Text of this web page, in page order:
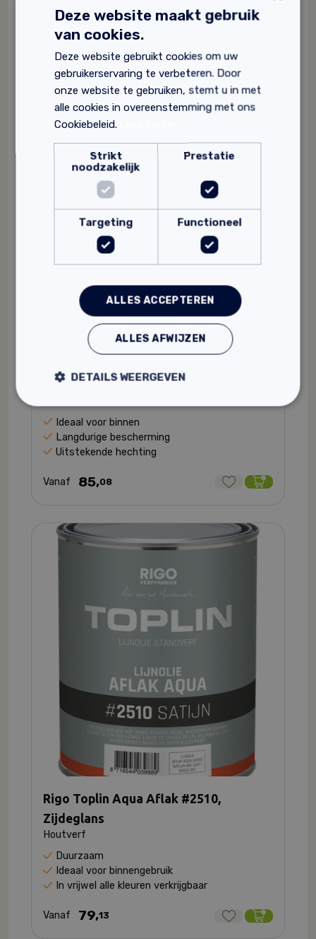
Uitstekende hechting
Hoogglans
Ideaal voor binnen
Langdurige bescherming
Uitstekende hechting
Vanaf 85,08
Rigo Toplin Aqua Aflak #2510,
Zijdeglans
Houtverf
Duurzaam
Ideaal voor binnengebruik
In vrijwel alle kleuren verkrijgbaar
Vanaf 79,13
Deze website maakt gebruik
van cookies.
Deze website gebruikt cookies om uw
gebruikerservaring te verbeteren. Door
onze website te gebruiken, stemt u in met
alle cookies in overeenstemming met ons
Cookiebeleid.
Strikt
noodzakelijk
Prestatie
Targeting Functioneel
ALLES ACCEPTEREN
ALLES AFWIJZEN
DETAILS WEERGEVEN